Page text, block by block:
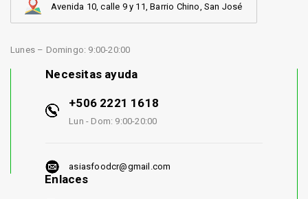
Avenida 10, calle 9 y 11, Barrio Chino, San José
Lunes – Domingo: 9:00-20:00
Necesitas ayuda
+506 2221 1618
Lun - Dom: 9:00-20:00
asiasfoodcr@gmail.com
Enlaces